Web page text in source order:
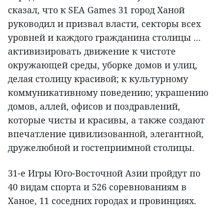
сказал, что к SEA Games 31 город Ханой
руководил и призвал власти, секторы всех
уровней и каждого гражданина столицы ...
активизировать движение к чистоте
окружающей среды, уборке домов и улиц,
делая столицу красивой; к культурному
коммуникативному поведению; украшению
домов, аллей, офисов и поздравлений,
которые чисты и красивы, а также создают
впечатление цивилизованной, элегантной,
дружелюбной и гостеприимной столицы.
31-е Игры Юго-Восточной Азии пройдут по
40 видам спорта и 526 соревнованиям в
Ханое, 11 соседних городах и провинциях.